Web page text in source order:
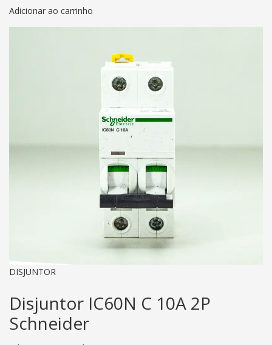
Adicionar ao carrinho
DISJUNTOR
Disjuntor IC60N C 10A 2P
Schneider